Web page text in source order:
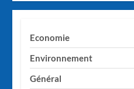
Economie
Environnement
Général